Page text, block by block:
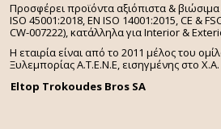
Προσφέρει προϊόντα αξιόπιστα & βιώσιμα
ISO 45001:2018, EN ISO 14001:2015,CE &
CW-007222), κατάλληλα για Interior &
Η εταιρία είναι από το 2011 μέλος του
Ξυλεμπορίας Α.Τ.Ε.Ν.Ε, εισηγμένης στο Χ.A.
Eltop Trokoudes Bros SA